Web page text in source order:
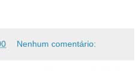
Nenhum comentário: